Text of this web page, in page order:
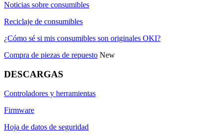
Noticias sobre consumibles
Reciclaje de consumibles
¿Cómo sé si mis consumibles son originales OKI?
Compra de piezas de repuesto New
DESCARGAS
Controladores y herramientas
Firmware
Hoja de datos de seguridad